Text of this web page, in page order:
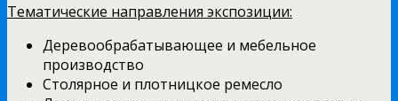
Тематические направления экспозиции:
Деревообрабатывающее и мебельное
производство
Столярное и плотницкое ремесло